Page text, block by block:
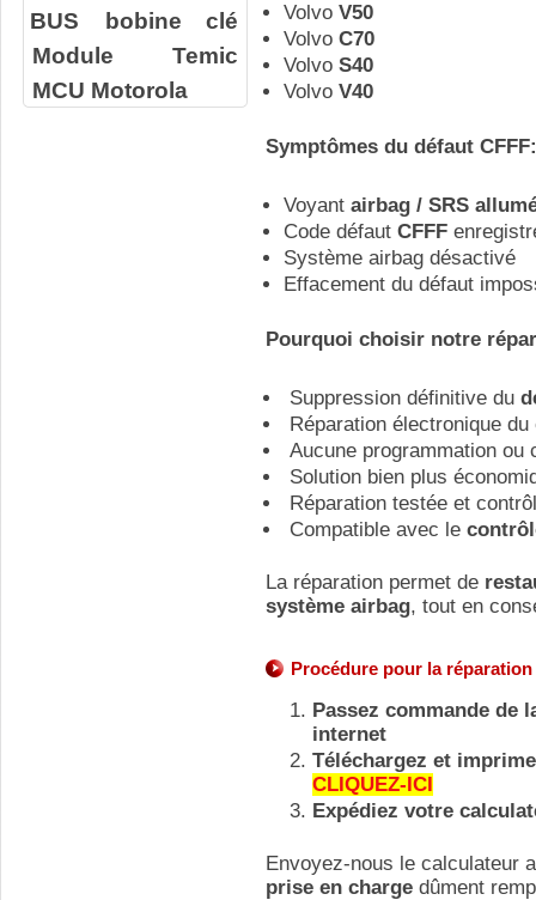
BUS
bobine clé
Module Temic
MCU Motorola
Volvo V50
Volvo C70
Volvo S40
Volvo V40
Symptômes du défaut CFFF:
Voyant airbag / SRS
Code défaut CFFF
Système airbag désactivé
Effacement du défaut
Pourquoi choisir notre
Suppression définitive du
Réparation électronique du
Aucune programmation ou
Solution bien plus
Réparation testée et
Compatible avec le
La réparation permet de
système airbag, tout en
Procédure pour la
Passez commande de
internet
Téléchargez et
CLIQUEZ-ICI
Expédiez votre
Envoyez-nous le calculateur
prise en charge dûment